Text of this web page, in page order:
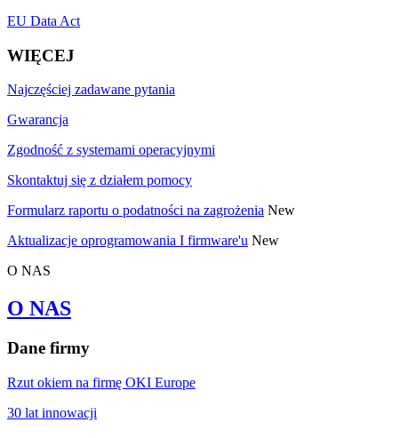
EU Data Act
WIĘCEJ
Najczęściej zadawane pytania
Gwarancja
Zgodność z systemami operacyjnymi
Skontaktuj się z działem pomocy
Formularz raportu o podatności na zagrożenia New
Aktualizacje oprogramowania I firmware'u New
O NAS
O NAS
Dane firmy
Rzut okiem na firmę OKI Europe
30 lat innowacji